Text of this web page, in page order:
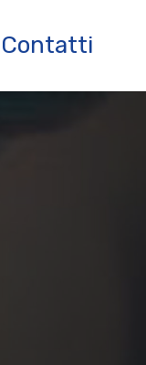
Contatti